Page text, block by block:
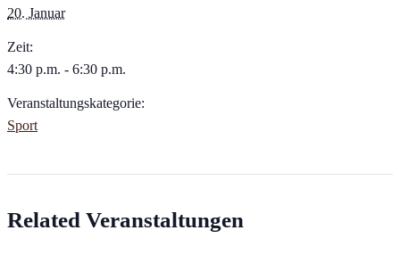
20. Januar
Zeit:
4:30 p.m. - 6:30 p.m.
Veranstaltungskategorie:
Sport
Related Veranstaltungen